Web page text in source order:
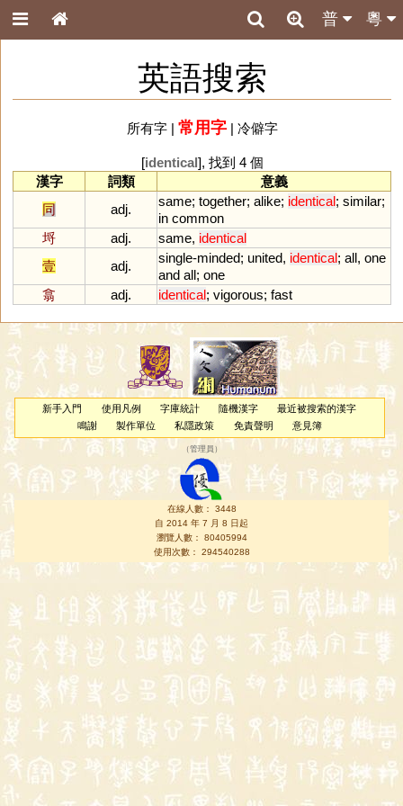
粵
普
英語搜索
所有字| 常用字| 冷僻字
[identical], 找到 4 個
漢字
詞類
意義
同
adj.
same; together; alike; identical; similar;
in common
埒
adj. same, identical
壹
adj.
single-minded; united, identical; all, one
and all; one
翕
adj. identical; vigorous; fast
新手入門 使用凡例 字庫統計 隨機漢字
最近被搜索的漢字
鳴謝
製作單位 私隱政策 免責聲明 意見簿
（管理員 ）
在線人數： 3448
自 2014 年 7 月 8 日起
瀏覽人數： 80405994
使用次數： 294540288